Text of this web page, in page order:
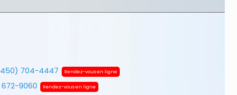
704-4447 Rendez-vous en ligne
9060 Rendez-vous en ligne